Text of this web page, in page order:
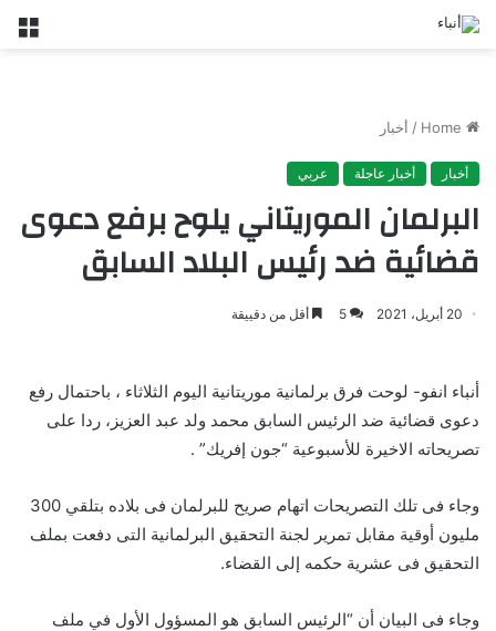
/ أخبار
أخبار أخبار عاجلة عربي
البرلمان الموريتاني يلوح برفع دعوى
قضائية ضد رئيس البلاد السابق
20 أبريل، 2021 5 أقل من دقييقة
أنباء انفو- لوحت فرق برلمانية موريتانية اليوم الثلاثاء ، باحتمال رفع
دعوى قضائية ضد الرئيس السابق محمد ولد عبد العزيز، ردا على
تصريحاته الاخيرة للأسبوعية “جون إفريك” .
وجاء فى تلك التصريحات اتهام صريح للبرلمان فى بلاده بتلقي 300
مليون أوقية مقابل تمرير لجنة التحقيق البرلمانية التى دفعت بملف
التحقيق فى عشرية حكمه إلى القضاء.
وجاء فى البيان أن “الرئيس السابق هو المسؤول الأول في ملف